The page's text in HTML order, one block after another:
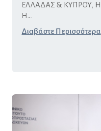
ΕΛΛΑΔΑΣ & ΚΥΠΡΟΥ,
Η...
Διαβάστε Περισσότερα